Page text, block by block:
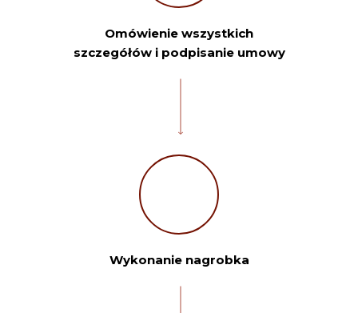
Omówienie wszystkich
szczegółów i podpisanie umowy
Wykonanie nagrobka